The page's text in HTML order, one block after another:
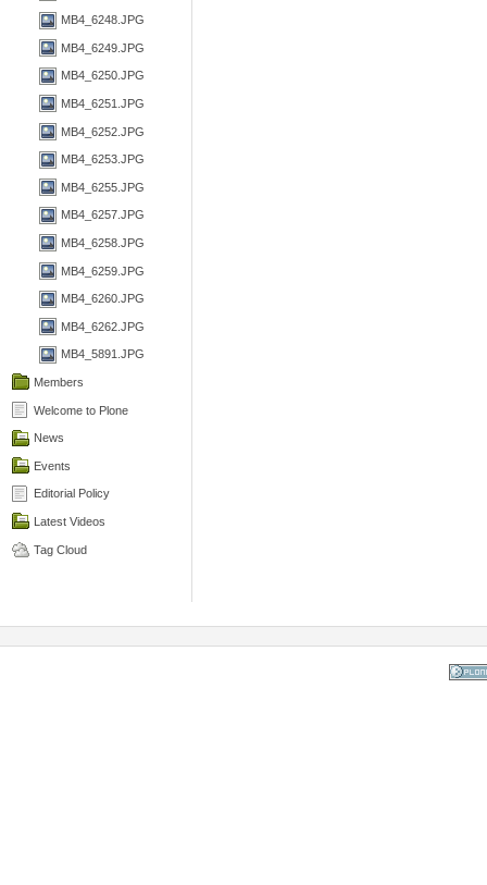
MB4_6248.JPG
MB4_6249.JPG
MB4_6250.JPG
MB4_6251.JPG
MB4_6252.JPG
MB4_6253.JPG
MB4_6255.JPG
MB4_6257.JPG
MB4_6258.JPG
MB4_6259.JPG
MB4_6260.JPG
MB4_6262.JPG
MB4_5891.JPG
Members
Welcome to Plone
News
Events
Editorial Policy
Latest Videos
Tag Cloud